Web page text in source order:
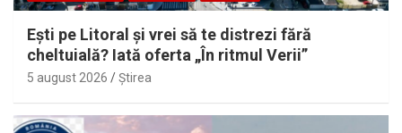
Eşti pe Litoral şi vrei să te distrezi fără
cheltuială? Iată oferta „În ritmul Verii”
5 august 2026 Ştirea